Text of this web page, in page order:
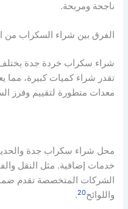
ناجحة ومربحة.
الفرق بين شراء السكراب من
شراء سكراب خردة جدة يختلف
تقدر شراء كميات كبيرة، مما
معدات متطورة لتقييم وفرز
محل شراء سكراب جدة
خدمات إضافية. مثل النقل
الشركات المتخصصة تقدم
واللوائح20
.